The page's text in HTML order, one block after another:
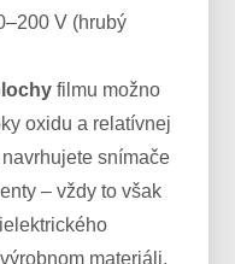
V (hrubý
filmu možno
oxidu a relatívnej
snímače
– vždy to však
materiáli.